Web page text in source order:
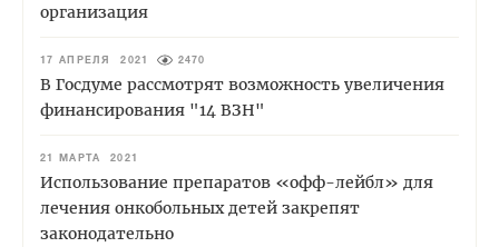
организация
17 АПРЕЛЯ 2021 2470
В Госдуме рассмотрят возможность увеличения
финансирования "14 ВЗН"
21 МАРТА 2021
Использование препаратов «офф-лейбл» для
лечения онкобольных детей закрепят
законодательно